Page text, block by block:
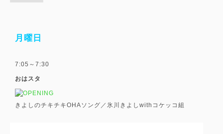
月曜日
7:05～7:30
おはスタ
きよしのチキチキOHAソング／氷川きよしwithコケッコ組